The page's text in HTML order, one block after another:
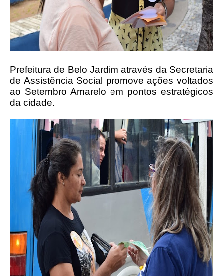
Prefeitura de Belo Jardim através da Secretaria
de Assistência Social promove ações voltados
ao Setembro Amarelo em pontos estratégicos
da cidade.